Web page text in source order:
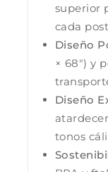
superior
cada
Diseño
× 68″) y
Diseño
tonos